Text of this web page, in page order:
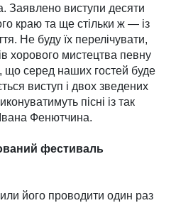
Заявлено виступи десяти
краю та ще стільки ж — із
Не буду їх перелічувати,
хорового мистецтва певну
що серед наших гостей буде
виступ і двох зведених
пісні із так
Фенютчина.
фестиваль
його проводити один раз